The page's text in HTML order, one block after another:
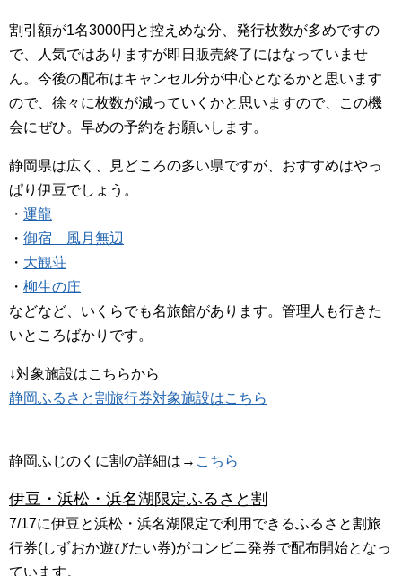
割引額が1名3000円と控えめな分、発行枚数が多めですの
で、人気ではありますが即日販売終了にはなっていませ
ん。今後の配布はキャンセル分が中心となるかと思います
ので、徐々に枚数が減っていくかと思いますので、この機
会にぜひ。早めの予約をお願いします。
静岡県は広く、見どころの多い県ですが、おすすめはやっ
ぱり伊豆でしょう。
・ 運龍
・ 御宿 風月無辺
・ 大観荘
・ 柳生の庄
などなど、いくらでも名旅館があります。管理人も行きた
いところばかりです。
↓対象施設はこちらから
静岡ふるさと割旅行券対象施設はこちら
静岡ふじのくに割の詳細は→ こちら
伊豆・浜松・浜名湖限定ふるさと割
7/17に伊豆と浜松・浜名湖限定で利用できるふるさと割旅
行券(しずおか遊びたい券)がコンビニ発券で配布開始となっ
ています。